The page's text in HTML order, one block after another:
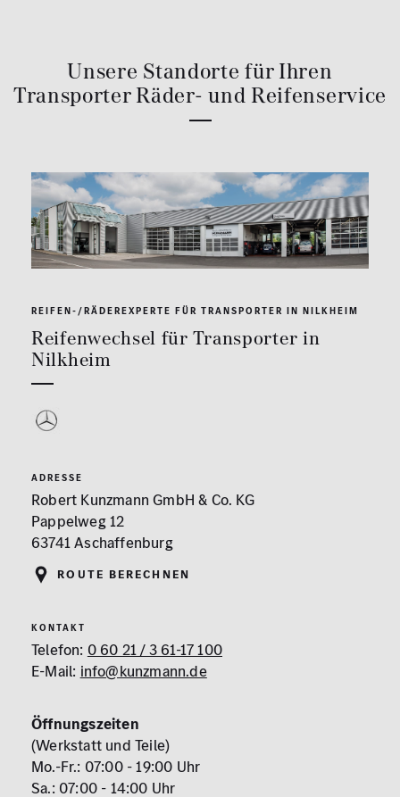
Unsere Standorte für Ihren
Transporter Räder- und Reifenservice
REIFEN-/RÄDEREXPERTE FÜR TRANSPORTER IN NILKHEIM
Reifenwechsel für Transporter in
Nilkheim
ADRESSE
Robert Kunzmann GmbH & Co. KG
Pappelweg 12
63741 Aschaffenburg
Route berechnen
KONTAKT
Telefon: 0 60 21 / 3 61-17 100
E-Mail: info@kunzmann.de
Öffnungszeiten
(Werkstatt und Teile)
Mo.-Fr.: 07:00 - 19:00 Uhr
Sa.: 07:00 - 14:00 Uhr